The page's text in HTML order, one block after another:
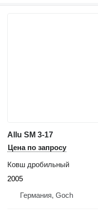
Allu SM 3-17
Цена по запросу
Ковш дробильный
2005
Германия, Goch